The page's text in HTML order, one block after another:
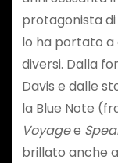
protagonista
lo ha portato
diversi. Dalla
Davis e dalle
la Blue Note
Voyagee
brillato anche